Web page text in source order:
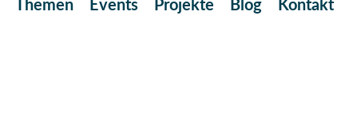
Themen Events Projekte Blog Kontakt